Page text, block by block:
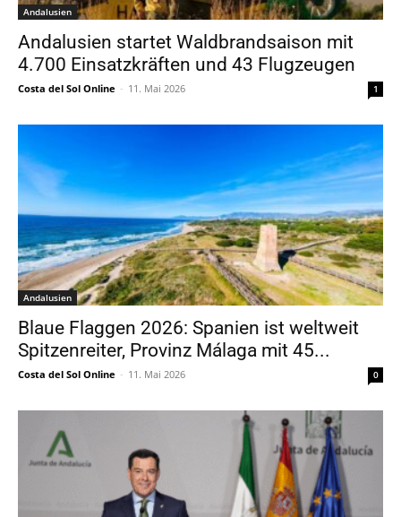
Andalusien
Andalusien startet Waldbrandsaison mit
4.700 Einsatzkräften und 43 Flugzeugen
Costa del Sol Online - 11. Mai 2026 1
Andalusien
Blaue Flaggen 2026: Spanien ist weltweit
Spitzenreiter, Provinz Málaga mit 45...
Costa del Sol Online - 11. Mai 2026 0